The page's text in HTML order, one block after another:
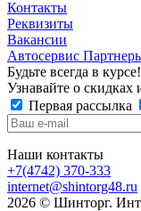
Контакты
Реквизиты
Вакансии
Автосервис
Будьте всегда в курсе!
Узнавайте о
Первая рассылка
Наши контакты
+7(4742) 370-333
internet@shintorg48.ru
2026 © Шинторг.